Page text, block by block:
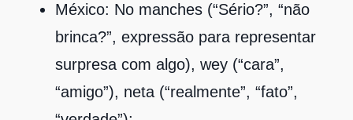
México: No manches (“Sério?”, “não
brinca?”, expressão para representar
surpresa com algo), wey (“cara”,
“amigo”), neta (“realmente”, “fato”,